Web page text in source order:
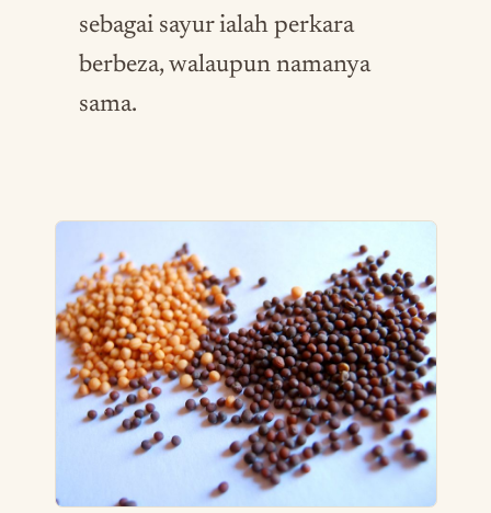
sebagai sayur ialah perkara
berbeza, walaupun namanya
sama.